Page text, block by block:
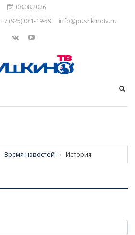
08.08.2026
+7 (925) 081-19-59 info@pushkinotv.ru
Время новостей История